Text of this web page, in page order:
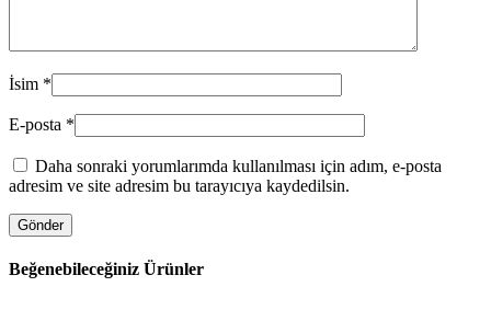
İsim *
E-posta *
Daha sonraki yorumlarımda kullanılması için adım, e-posta
adresim ve site adresim bu tarayıcıya kaydedilsin.
Beğenebileceğiniz Ürünler